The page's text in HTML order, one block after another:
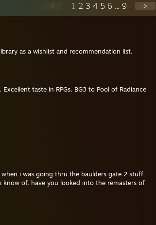
< 1 2 3 4 5 6 ... 9 >
as a wishlist and recommendation list.
taste in RPGs, BG3 to Pool of Radiance
i was going thru the baulders gate 2 stuff
know of, have you looked into the remasters of